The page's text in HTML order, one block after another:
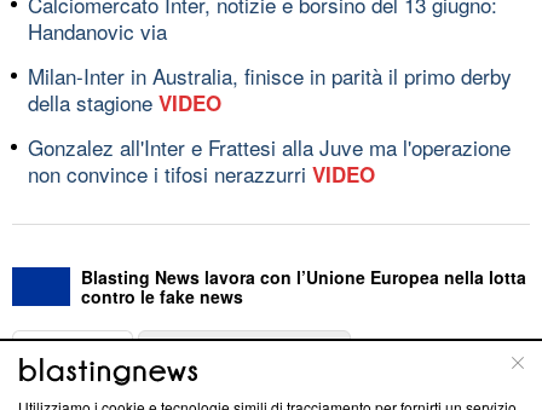
Handanovic via
Milan-Inter in Australia, finisce in parità il primo derby
della stagione VIDEO
Gonzalez all'Inter e Frattesi alla Juve ma l'operazione
non convince i tifosi nerazzurri VIDEO
Blasting News lavora con l’Unione Europea nella lotta
contro le fake news
ABOUT